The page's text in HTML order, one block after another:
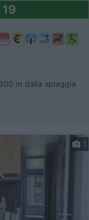
19
m dalla spiaggia
1